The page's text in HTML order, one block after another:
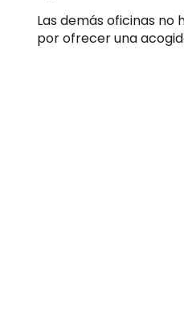
Las demás oficinas
por ofrecer una